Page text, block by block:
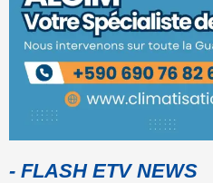
- FLASH ETV NEWS